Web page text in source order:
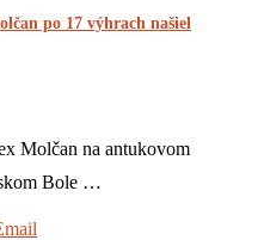
po 17 výhrach našiel
Molčan na antukovom
Bole …